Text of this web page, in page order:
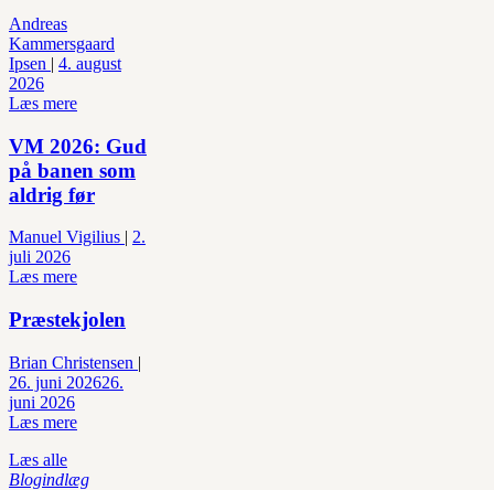
Andreas
Kammersgaard
Ipsen | 4. august
2026
Læs mere
VM 2026: Gud
på banen som
aldrig før
Manuel Vigilius | 2.
juli 2026
Læs mere
Præstekjolen
Brian Christensen |
26. juni 202626.
juni 2026
Læs mere
Læs alle
Blogindlæg